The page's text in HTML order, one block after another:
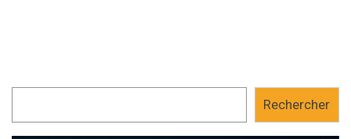
Rechercher